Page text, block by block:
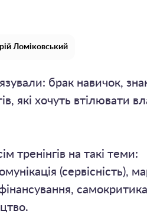
Ломіковський
брак навичок,
які хочуть втілювати
тренінгів на такі теми:
(сервісність),